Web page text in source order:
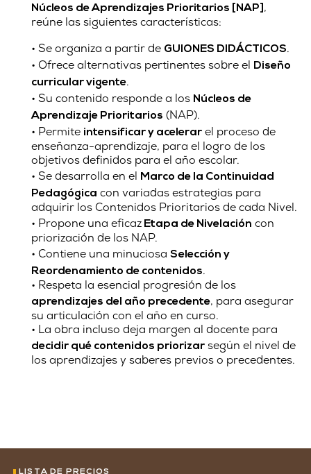
Núcleos de Aprendizajes Prioritarios [NAP] ,
reúne las siguientes características:
• Se organiza a partir de GUIONES DIDÁCTICOS.
• Ofrece alternativas pertinentes sobre el Diseño
curricular vigente.
• Su contenido responde a los Núcleos de
Aprendizaje Prioritarios (NAP).
• Permite intensificar y acelerarel proceso de
enseñanza-aprendizaje, para el logro de los
objetivos definidos para el año escolar.
• Se desarrolla en el Marco de la Continuidad
Pedagógica con variadas estrategias para
adquirir los Contenidos Prioritarios de cada Nivel.
• Propone una eficazEtapa de Nivelación con
priorización de los NAP.
• Contiene una minuciosa Selección y
Reordenamiento de contenidos.
• Respeta la esencial progresión de los
aprendizajes del año precedente, para asegurar
su articulación con el año en curso.
• La obra incluso deja margen al docente para
decidir qué contenidos priorizarsegún el nivel de
los aprendizajes y saberes previos o precedentes.
LISTA DE PRECIOS